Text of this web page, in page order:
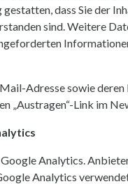
dass Sie der
sind. Weitere
Adresse sowie deren
„Austragen“-Link im
Analytics.
Analytics